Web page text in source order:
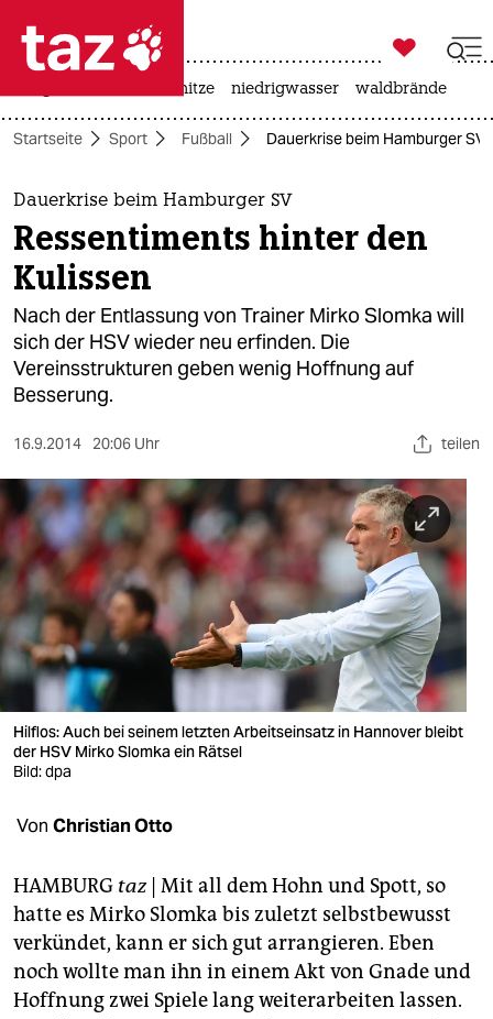
 taz zahl ich
taz zahl ich
themen
politik
öko
gesellschaft
kultur
sport
berlin
nord
wahrheit
verlag
verlag
veranstaltungen
shop
fragen & hilfe
abo
genossenschaft
epaper login

taz zahl ich
hitze niedrigwasser waldbrände
Startseite Sport Fußball Dauerkrise beim Hamburger
Dauerkrise beim Hamburger SV
Ressentiments hinter den
Kulissen
Nach der Entlassung von Trainer Mirko Slomka will
sich der HSV wieder neu erfinden. Die
Vereinsstrukturen geben wenig Hoffnung auf
Besserung.
16.9.2014 20:06 Uhr teilen
Hilflos: Auch bei seinem letzten Arbeitseinsatz in Hannover bleibt
der HSV Mirko Slomka ein Rätsel
Bild: dpa
Von Christian Otto
HAMBURG taz| Mit all dem Hohn und Spott, so
hatte es Mirko Slomka bis zuletzt selbstbewusst
verkündet, kann er sich gut arrangieren. Eben
noch wollte man ihn in einem Akt von Gnade und
Hoffnung zwei Spiele lang weiterarbeiten lassen.